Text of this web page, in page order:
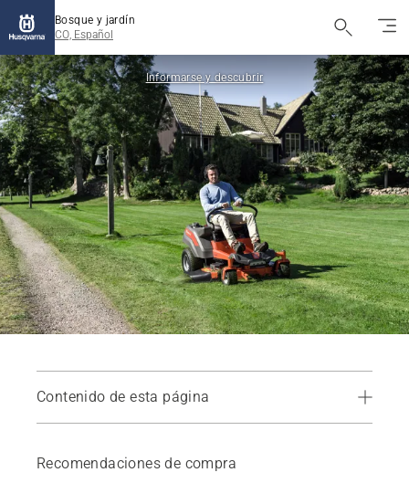
Bosque y jardín
CO, Español
Informarse y descubrir
Contenido de esta página
Recomendaciones de compra